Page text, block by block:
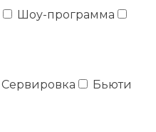
Шоу-программа
Сервировка
Бьюти